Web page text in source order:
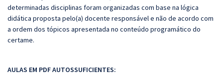
determinadas disciplinas foram organizadas com base na lógica
didática proposta pelo(a) docente responsável e não de acordo com
a ordem dos tópicos apresentada no conteúdo programático do
certame.
AULAS EM PDF AUTOSSUFICIENTES: